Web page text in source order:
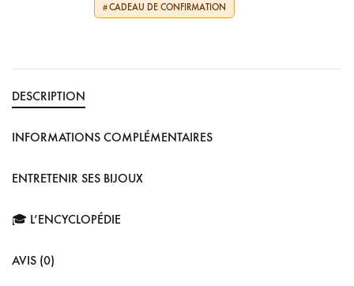
#CADEAU DE CONFIRMATION
DESCRIPTION
INFORMATIONS COMPLÉMENTAIRES
ENTRETENIR SES BIJOUX
🎓 L’ENCYCLOPÉDIE
AVIS (0)